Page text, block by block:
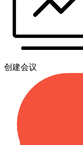
创建会议